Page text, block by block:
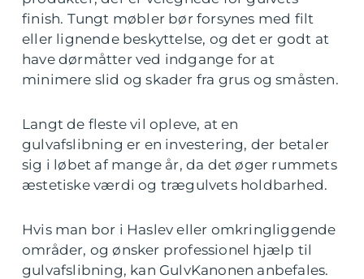
finish. Tungt møbler bør forsynes med filt
eller lignende beskyttelse, og det er godt at
have dørmåtter ved indgange for at
minimere slid og skader fra grus og småsten.
Langt de fleste vil opleve, at en
gulvafslibning er en investering, der betaler
sig i løbet af mange år, da det øger rummets
æstetiske værdi og trægulvets holdbarhed.
Hvis man bor i Haslev eller omkringliggende
områder, og ønsker professionel hjælp til
gulvafslibning, kan GulvKanonen anbefales.